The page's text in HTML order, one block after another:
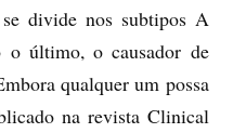
divide nos subtipos A
último, o causador de
qualquer um possa
na revista Clinical